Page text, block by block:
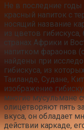
Не в последние
красный напиток с
носящий название
из цветов
странах Африки и
напитком фараонов
найдены при
гибискуса, из
Таиланде, Судане,
изображение
многие мусульмане
олицетворяют пять
вкуса, он обладает
действии каркаде,